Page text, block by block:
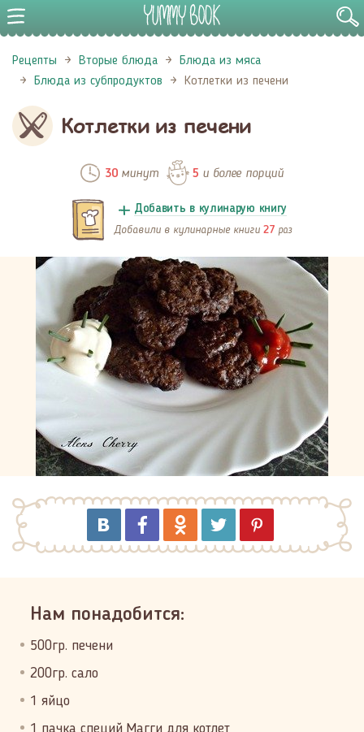
Рецепты Вторые блюда
Блюда из мяса
Блюда из субпродуктов
Котлетки из печени
Котлетки из печени
30минут 5 и более порций
Добавить в кулинарую книгу
Добавили в кулинарные книги 27 раз
Нам понадобится:
500гр. печени
200гр. сало
1 яйцо
1 пачка специй Магги для котлет